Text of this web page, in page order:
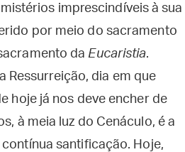
imprescindíveis à sua
por meio do sacramento
daEucaristia.
Ressurreição, dia em que
hoje já nos deve encher de
à meia luz do Cenáculo, é a
santificação. Hoje,